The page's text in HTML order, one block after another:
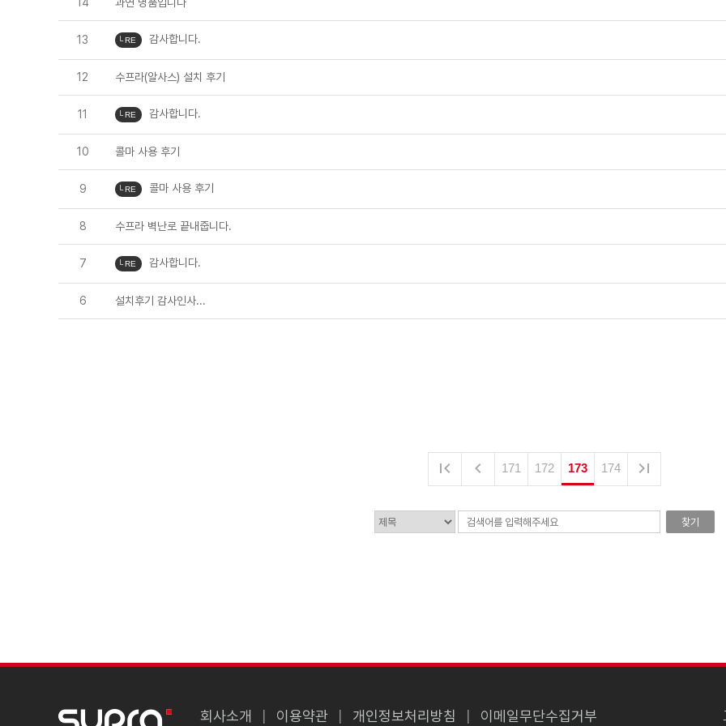
13 └ RE 감사합니다.
12 수프라(알사스) 설치 후기
11 └ RE 감사합니다.
10 콜마 사용 후기
9 └ RE 콜마 사용 후기
8 수프라 벽난로 끝내줍니다.
7 └ RE 감사합니다.
6 설치후기 감사인사...
  171 172 173 174 
찾기
회사소개 이용약관 개인정보처리방침 이메일무단수집거부